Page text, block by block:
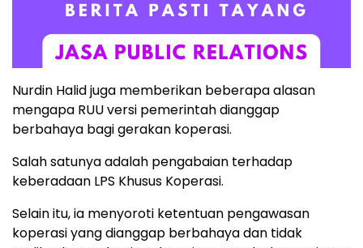
Nurdin Halid juga memberikan beberapa alasan
mengapa RUU versi pemerintah dianggap
berbahaya bagi gerakan koperasi.
Salah satunya adalah pengabaian terhadap
keberadaan LPS Khusus Koperasi.
Selain itu, ia menyoroti ketentuan pengawasan
koperasi yang dianggap berbahaya dan tidak